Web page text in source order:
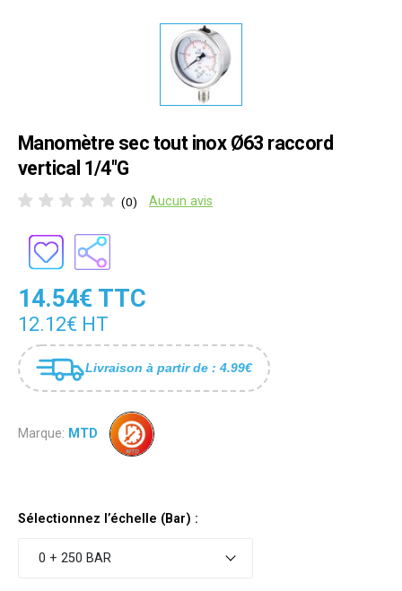
Manomètre sec tout inox Ø63 raccord
vertical 1/4"G
(0) Aucun avis
14.54€ TTC
12.12€ HT
Livraison à partir de : 4.99€
Marque: MTD
Sélectionnez l’échelle (Bar) :
0 + 250 BAR